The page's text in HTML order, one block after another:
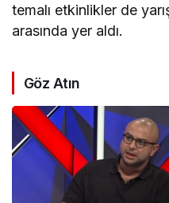
temalı etkinlikler de
arasında yer aldı.
Göz Atın